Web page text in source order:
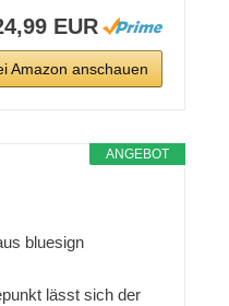
EUR
Amazon anschauen
ANGEBOT
bluesign
lässt sich der